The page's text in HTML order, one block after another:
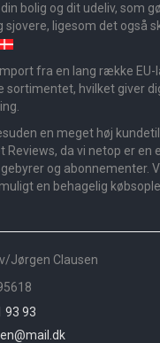
bolig og dit udeliv, som
sjovere, ligesom det også
fra en lang række
sortimentet, hvilket giver
en meget høj
Reviews, da vi netop er
og abonnementer.
en behagelig
Jørgen Clausen
93 93